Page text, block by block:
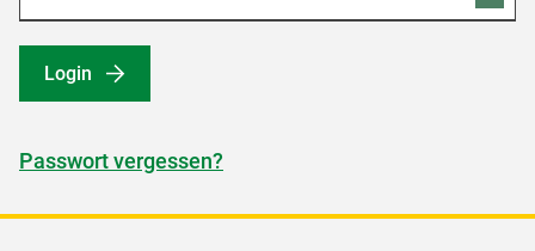
Login
Passwort vergessen?